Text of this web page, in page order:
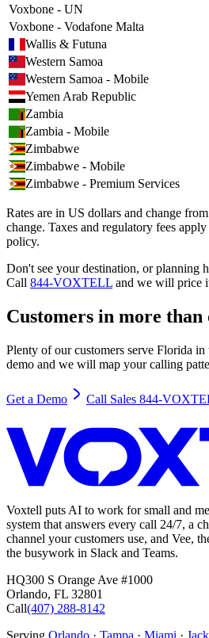
Voxbone - UN
Voxbone - Vodafone Malta
Wallis & Futuna
Western Samoa
Western Samoa - Mobile
Yemen Arab Republic
Zambia
Zambia - Mobile
Zimbabwe
Zimbabwe - Mobile
Zimbabwe - Premium Services
Rates are in US dollars and change
change. Taxes and regulatory fees
policy.
Don't see your destination, or planning
Call 844-VOXTELL and we will price
Customers in more than
Plenty of our customers serve Florida in
demo and we will map your calling
Get a Demo Call Sales 844-
Voxtell puts AI to work for small and
system that answers every call 24/7, a
channel your customers use, and Vee,
the busywork in Slack and Teams.
HQ300 S Orange Ave #1000
Orlando, FL 32801
Call(407) 288-8142